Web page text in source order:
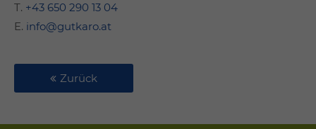
T. +43 650 290 13 04
E. info@gutkaro.at
Zurück